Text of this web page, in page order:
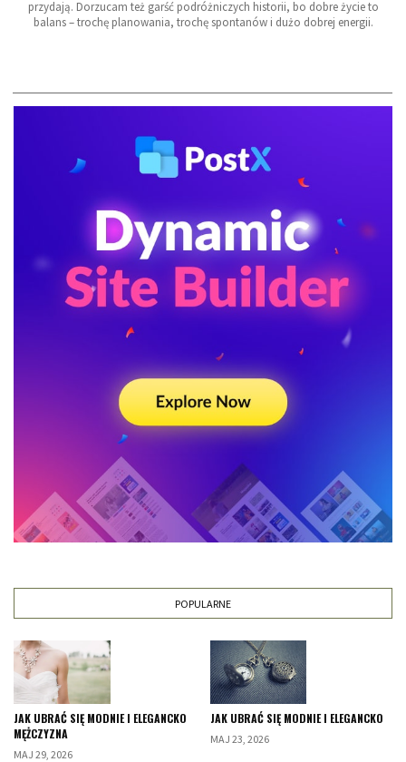
przydają. Dorzucam też garść podróżniczych historii, bo dobre życie to
balans – trochę planowania, trochę spontanów i dużo dobrej energii.
POPULARNE
JAK UBRAĆ SIĘ MODNIE I ELEGANCKO
MĘŻCZYZNA
MAJ 29, 2026
JAK UBRAĆ SIĘ MODNIE I ELEGANCKO
MAJ 23, 2026